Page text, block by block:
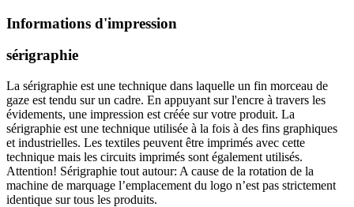
Informations d'impression
sérigraphie
La sérigraphie est une technique dans laquelle un fin morceau de
gaze est tendu sur un cadre. En appuyant sur l'encre à travers les
évidements, une impression est créée sur votre produit. La
sérigraphie est une technique utilisée à la fois à des fins graphiques
et industrielles. Les textiles peuvent être imprimés avec cette
technique mais les circuits imprimés sont également utilisés.
Attention! Sérigraphie tout autour: A cause de la rotation de la
machine de marquage l’emplacement du logo n’est pas strictement
identique sur tous les produits.